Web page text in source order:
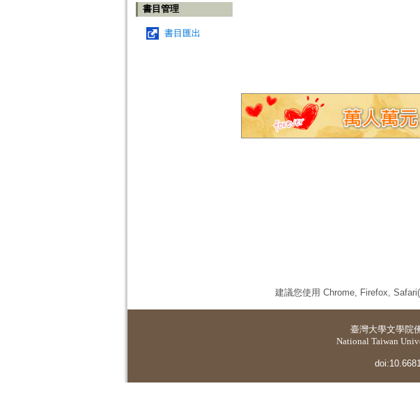
書目管理
書目匯出
建議您使用 Chrome, Firefox,
臺灣大學文學院
National Taiwan